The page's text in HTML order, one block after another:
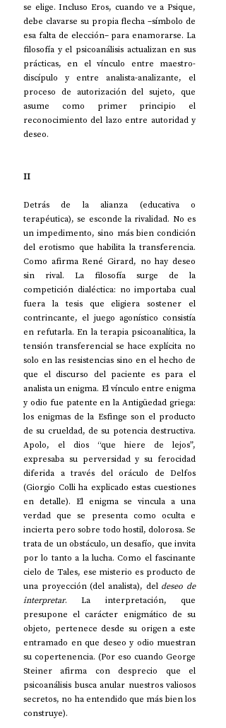
se elige. Incluso Eros, cuando ve a Psique,
debe clavarse su propia flecha –símbolo de
esa falta de elección– para enamorarse. La
filosofía y el psicoanálisis actualizan en sus
prácticas, en el vínculo entre maestro-
discípulo y entre analista-analizante, el
proceso de autorización del sujeto, que
asume como primer principio el
reconocimiento del lazo entre autoridad y
deseo.
II
Detrás de la alianza (educativa o
terapéutica), se esconde la rivalidad. No es
un impedimento, sino más bien condición
del erotismo que habilita la transferencia.
Como afirma René Girard, no hay deseo
sin rival. La filosofía surge de la
competición dialéctica: no importaba cual
fuera la tesis que eligiera sostener el
contrincante, el juego agonístico consistía
en refutarla. En la terapia psicoanalítica, la
tensión transferencial se hace explícita no
solo en las resistencias sino en el hecho de
que el discurso del paciente es para el
analista un enigma. El vínculo entre enigma
y odio fue patente en la Antigüedad griega:
los enigmas de la Esfinge son el producto
de su crueldad, de su potencia destructiva.
Apolo, el dios “que hiere de lejos”,
expresaba su perversidad y su ferocidad
diferida a través del oráculo de Delfos
(Giorgio Colli ha explicado estas cuestiones
en detalle). El enigma se vincula a una
verdad que se presenta como oculta e
incierta pero sobre todo hostil, dolorosa. Se
trata de un obstáculo, un desafío, que invita
por lo tanto a la lucha. Como el fascinante
cielo de Tales, ese misterio es producto de
una proyección (del analista), del deseo de
interpretar. La interpretación, que
presupone el carácter enigmático de su
objeto, pertenece desde su origen a este
entramado en que deseo y odio muestran
su copertenencia. (Por eso cuando George
Steiner afirma con desprecio que el
psicoanálisis busca anular nuestros valiosos
secretos, no ha entendido que más bien los
construye).